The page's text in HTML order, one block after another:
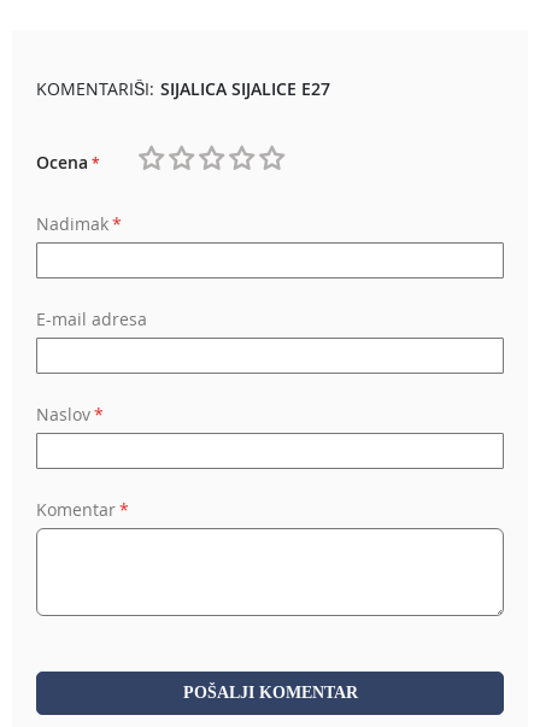
KOMENTARIŠI: SIJALICA SIJALICE E27
Ocena
Nadimak
E-mail adresa
Naslov
Komentar
POŠALJI KOMENTAR